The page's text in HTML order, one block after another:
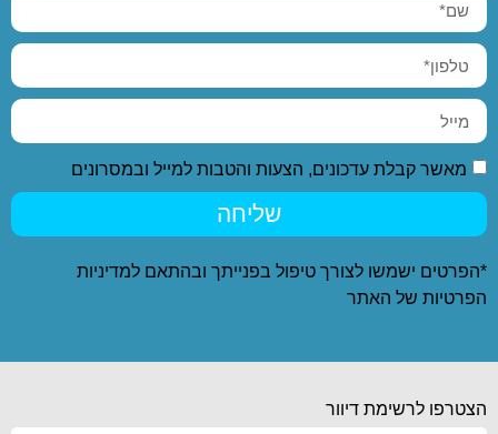
מאשר קבלת עדכונים, הצעות והטבות למייל ובמסרונים
שליחה
*הפרטים ישמשו לצורך טיפול בפנייתך ובהתאם למדיניות
הפרטיות של האתר
הצטרפו לרשימת דיוור